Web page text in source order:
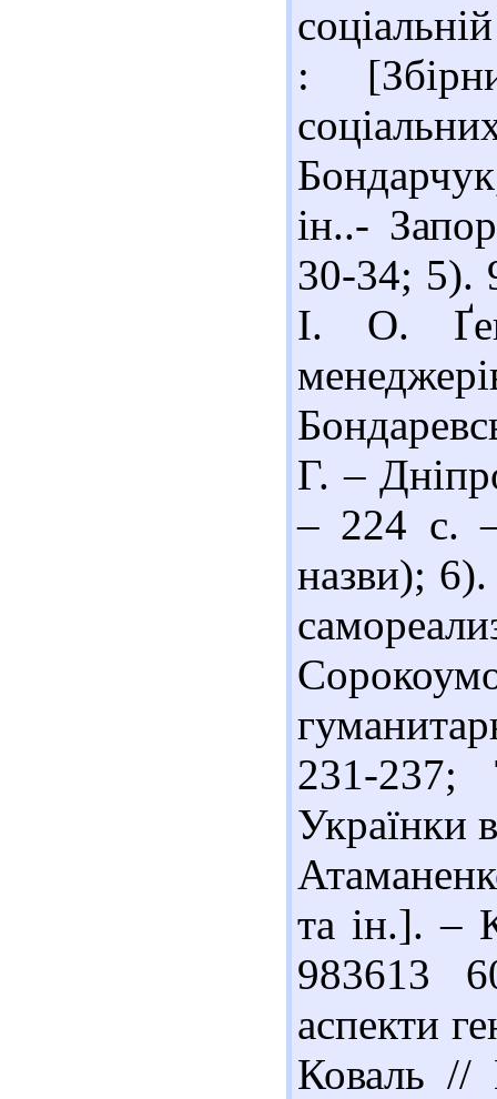
:
ін..-
30-34; 5).
І. О.
Г. –
– 224 с.
назви);
231-
Українки
та ін.]. –
983613
аспекти
Коваль //